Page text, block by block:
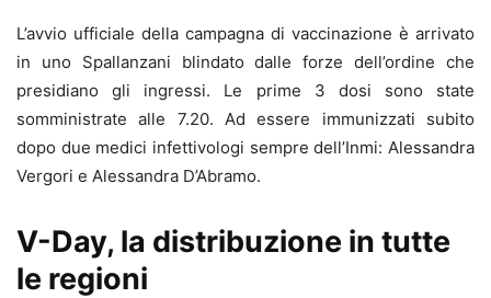
L’avvio ufficiale della campagna di vaccinazione è arrivato
in uno Spallanzani blindato dalle forze dell’ordine che
presidiano gli ingressi. Le prime 3 dosi sono state
somministrate alle 7.20. Ad essere immunizzati subito
dopo due medici infettivologi sempre dell’Inmi: Alessandra
Vergori e Alessandra D’Abramo.
V-Day, la distribuzione in tutte
le regioni